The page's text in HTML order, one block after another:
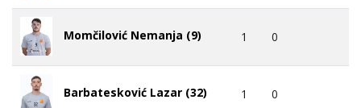
Momčilović Nemanja (9) 1 0
Barbatesković Lazar (32) 1 0